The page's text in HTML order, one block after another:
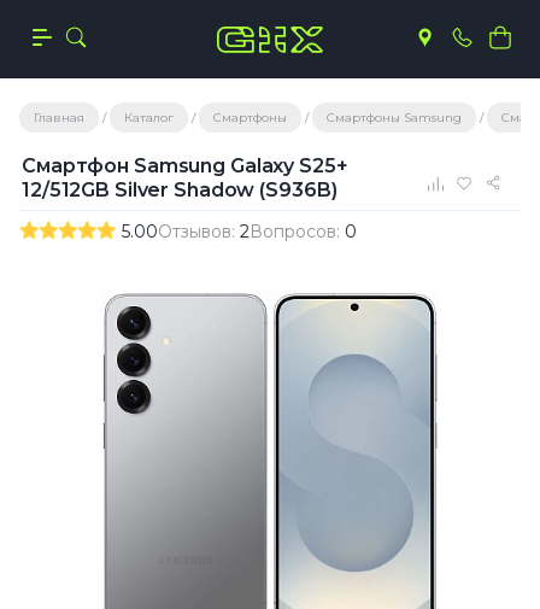
Главная Каталог Смартфоны Смартфоны Samsung
Смартфон Samsung Galaxy S25+
12/512GB Silver Shadow (S936B)
5.00Отзывов: 2Вопросов: 0